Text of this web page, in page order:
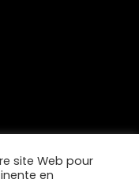
site Web pour
en